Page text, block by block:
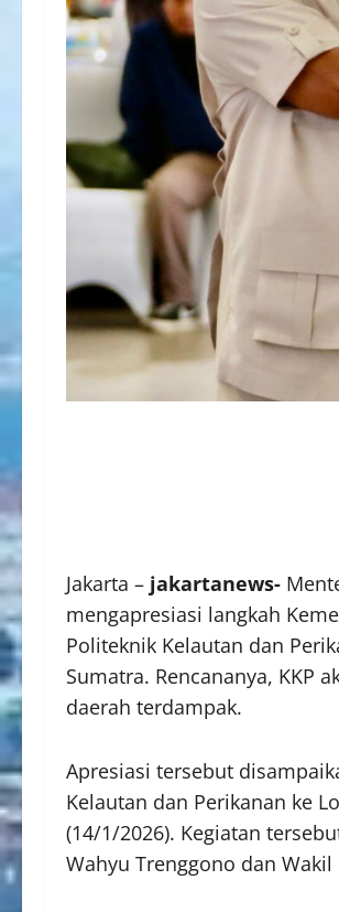
Jakarta – jakartanews-
mengapresiasi langkah
Politeknik Kelautan dan
Sumatra. Rencananya, KKP
daerah terdampak.
Apresiasi tersebut
Kelautan dan Perikanan ke
(14/1/2026). Kegiatan
Wahyu Trenggono dan